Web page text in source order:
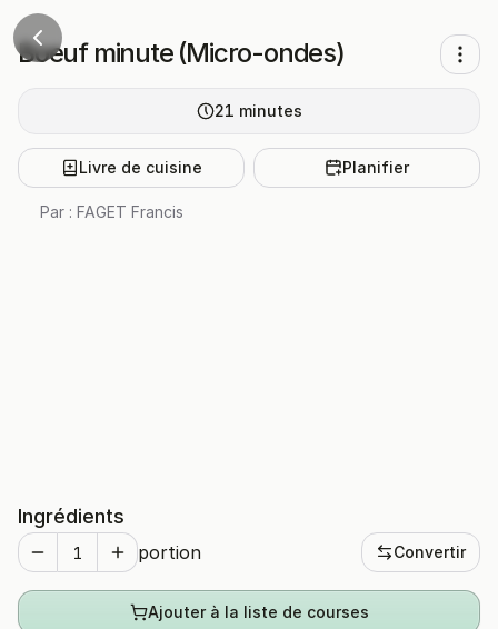
Boeuf minute (Micro-ondes)
21 minutes
Livre de cuisine Planifier
Par : FAGET Francis
Ingrédients
portion Convertir
Ajouter à la liste de courses